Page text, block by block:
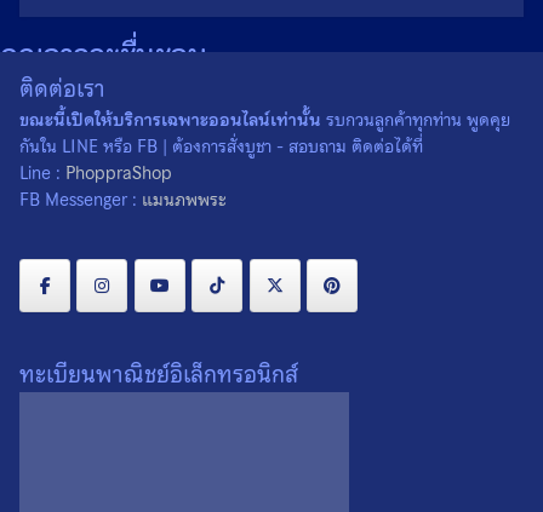
คุณอาจจะชื่นชอบ…
พระกริ่งวิสาขะ เนื้อเงิน หลวงปู่ พระกริ่งวิสาขะ เนื้อเงิน หลวงปู่
ติดต่อเรา
ขณะนี้เปิดให้บริการเฉพาะออนไลน์เท่านั้น รบกวนลูกค้าทุกท่าน พูดคุย
กันใน LINE หรือ FB | ต้องการสั่งบูชา - สอบถาม ติดต่อได้ที่
Line : PhoppraShop
FB Messenger : แมนภพพระ
ทะเบียนพาณิชย์อิเล็กทรอนิกส์